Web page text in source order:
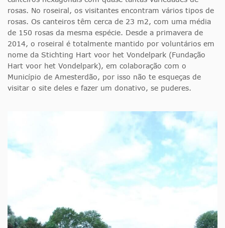
rosas. No roseiral, os visitantes encontram vários tipos de
rosas. Os canteiros têm cerca de 23 m2, com uma média
de 150 rosas da mesma espécie. Desde a primavera de
2014, o roseiral é totalmente mantido por voluntários em
nome da Stichting Hart voor het Vondelpark (Fundação
Hart voor het Vondelpark), em colaboração com o
Município de Amesterdão, por isso não te esqueças de
visitar o site deles e fazer um donativo, se puderes.